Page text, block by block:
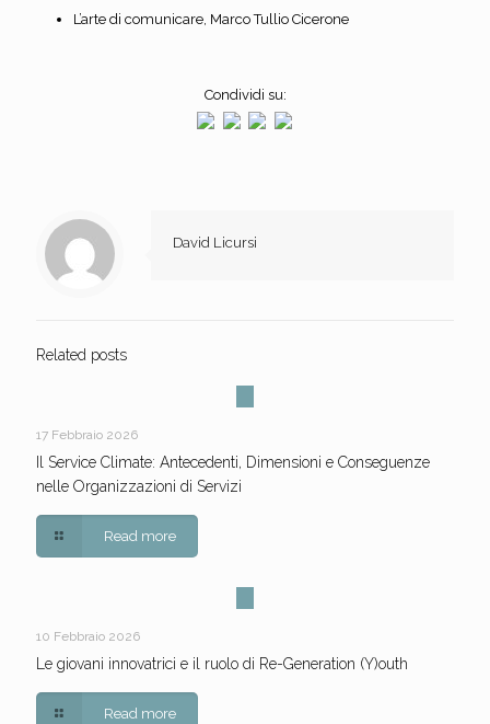
L’arte di comunicare, Marco Tullio Cicerone
Condividi su:
David Licursi
Related posts
17 Febbraio 2026
Il Service Climate: Antecedenti, Dimensioni e Conseguenze
nelle Organizzazioni di Servizi
Read more
10 Febbraio 2026
Le giovani innovatrici e il ruolo di Re-Generation (Y)outh
Read more